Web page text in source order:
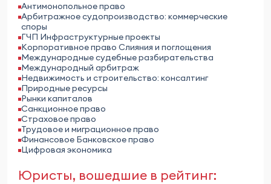
Антимонопольное право
Арбитражное судопроизводство: коммерческие
споры
ГЧП Инфраструктурные проекты
Корпоративное право Слияния и поглощения
Международные судебные разбирательства
Международный арбитраж
Недвижимость и строительство: консалтинг
Природные ресурсы
Рынки капиталов
Санкционное право
Страховое право
Трудовое и миграционное право
Финансовое Банковское право
Цифровая экономика
Юристы, вошедшие в рейтинг: